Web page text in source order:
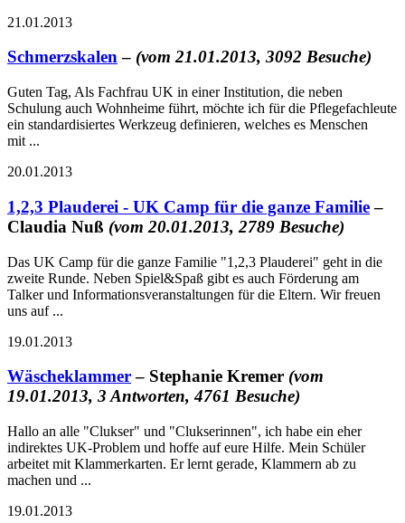
21.01.2013
Schmerzskalen– (vom 21.01.2013, 3092 Besuche)
Guten Tag, Als Fachfrau UK in einer Institution, die neben
Schulung auch Wohnheime führt, möchte ich für die Pflegefachleute
ein standardisiertes Werkzeug definieren, welches es Menschen
mit ...
20.01.2013
1,2,3 Plauderei - UK Camp für die ganze Familie–
Claudia Nuß (vom 20.01.2013, 2789 Besuche)
Das UK Camp für die ganze Familie "1,2,3 Plauderei" geht in die
zweite Runde. Neben Spiel&Spaß gibt es auch Förderung am
Talker und Informationsveranstaltungen für die Eltern. Wir freuen
uns auf ...
19.01.2013
Wäscheklammer– Stephanie Kremer (vom
19.01.2013, 3 Antworten, 4761 Besuche)
Hallo an alle "Clukser" und "Clukserinnen", ich habe ein eher
indirektes UK-Problem und hoffe auf eure Hilfe. Mein Schüler
arbeitet mit Klammerkarten. Er lernt gerade, Klammern ab zu
machen und ...
19.01.2013